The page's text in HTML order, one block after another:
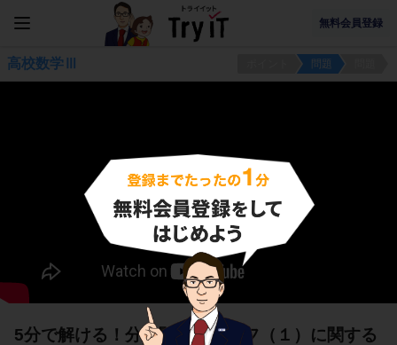
無料会員登録
高校数学Ⅲ 問題
5分で解ける！分数関数のグラフ（１）に関する